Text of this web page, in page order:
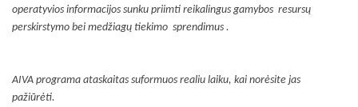
operatyvios informacijos sunku priimti reikalingus gamybos resursų
perskirstymo bei medžiagų tiekimo sprendimus .
AIVA programa ataskaitas suformuos realiu laiku, kai norėsite jas
pažiūrėti.